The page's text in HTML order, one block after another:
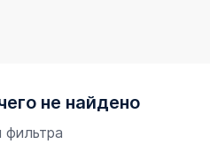
не найдено
фильтра